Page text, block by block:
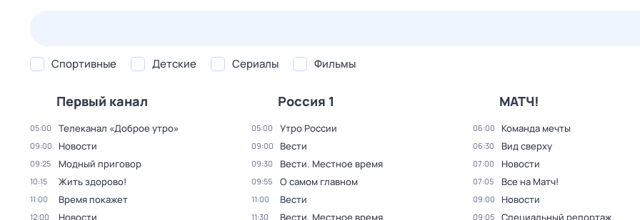
Спортивные Детские Сериалы Фильмы
Первый канал
05:00 Телеканал «Доброе утро»
09:00 Новости
09:25 Модный приговор
10:15 Жить здорово!
11:00 Время покажет
12:00 Новости
Россия 1
05:00 Утро России
09:00 Вести
09:30 Вести. Местное время
09:55 О самом главном
11:00 Вести
11:30 Вести. Местное время
МАТЧ!
06:00 Команда мечты
06:30 Вид сверху
07:00 Новости
07:05 Все на Матч!
09:00 Новости
09:05 Специальный репортаж